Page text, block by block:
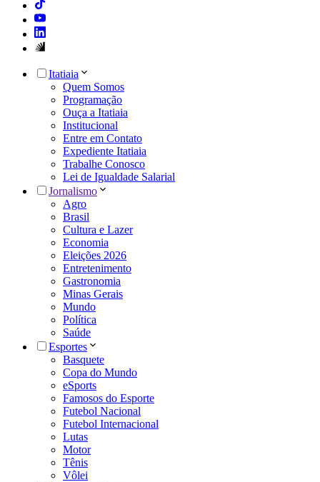
Itatiaia
Quem Somos
Programação
Ouça a Itatiaia
Institucional
Entre em Contato
Expediente Itatiaia
Trabalhe Conosco
Lei de Igualdade Salarial
Jornalismo
Agro
Brasil
Cultura e Lazer
Economia
Eleições 2026
Entretenimento
Gastronomia
Minas Gerais
Mundo
Política
Saúde
Esportes
Basquete
Copa do Mundo
eSports
Famosos do Esporte
Futebol Nacional
Futebol Internacional
Lutas
Motor
Tênis
Vôlei